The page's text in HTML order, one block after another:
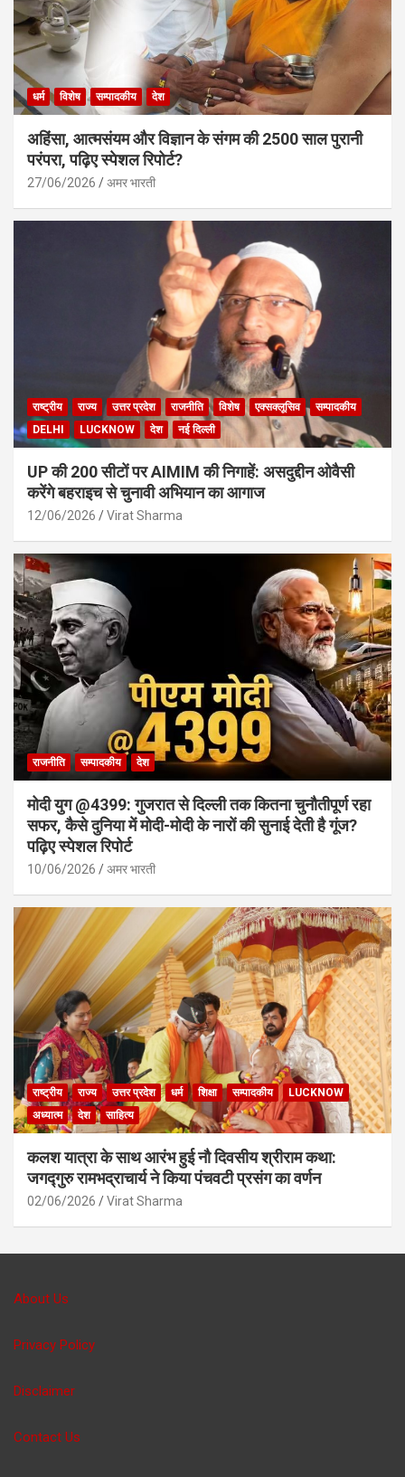
धर्म विशेष सम्पादकीय देश
अहिंसा, आत्मसंयम और विज्ञान के संगम की 2500 साल पुरानी
परंपरा, पढ़िए स्पेशल रिपोर्ट?
27/06/2026 अमर भारती
राष्ट्रीय राज्य उत्तर प्रदेश राजनीति विशेष एक्सक्लूसिव
सम्पादकीय
DELHI
LUCKNOW देश नई दिल्ली
UP की 200 सीटों पर AIMIM की निगाहें: असदुद्दीन ओवैसी
करेंगे बहराइच से चुनावी अभियान का आगाज
12/06/2026 Virat Sharma
राजनीति सम्पादकीय देश
मोदी युग @4399: गुजरात से दिल्ली तक कितना चुनौतीपूर्ण रहा
सफर, कैसे दुनिया में मोदी-मोदी के नारों की सुनाई देती है गूंज?
पढ़िए स्पेशल रिपोर्ट
10/06/2026 अमर भारती
राष्ट्रीय राज्य उत्तर प्रदेश धर्म शिक्षा सम्पादकीय
LUCKNOW
अध्यात्म
देश साहित्य
कलश यात्रा के साथ आरंभ हुई नौ दिवसीय श्रीराम कथा:
जगद्गुरु रामभद्राचार्य ने किया पंचवटी प्रसंग का वर्णन
02/06/2026 Virat Sharma
About Us
Privacy Policy
Disclaimer
Contact Us